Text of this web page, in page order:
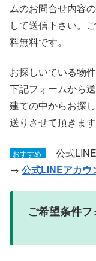
ムのお問合せ内容
して送信下さい。
料無料です。
お探しいている物
下記フォームから
建ての中からお探
送りさせて頂きます
おすすめ
公式
→ 公式LINEアカウ
ご希望条件